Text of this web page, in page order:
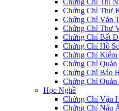
Chứng Chỉ Thí
Chứng Chỉ Thư
Chứng Chỉ Văn
Chứng Chỉ Thư
Chứng Chỉ Bất
Chứng Chỉ Hồ
Chứng Chỉ
Chứng Chỉ
Chứng Chỉ Bảo
Chứng Chỉ
Học Nghề
Chứng Chỉ Vận
Chứng Chỉ Nấu